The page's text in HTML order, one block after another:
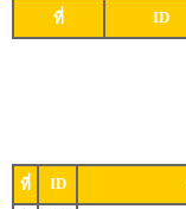
ที่ ID
ที่ ID